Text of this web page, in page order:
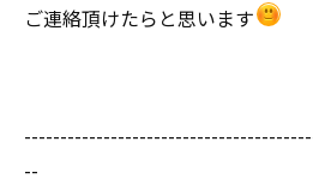
ご連絡頂けたらと思います
--